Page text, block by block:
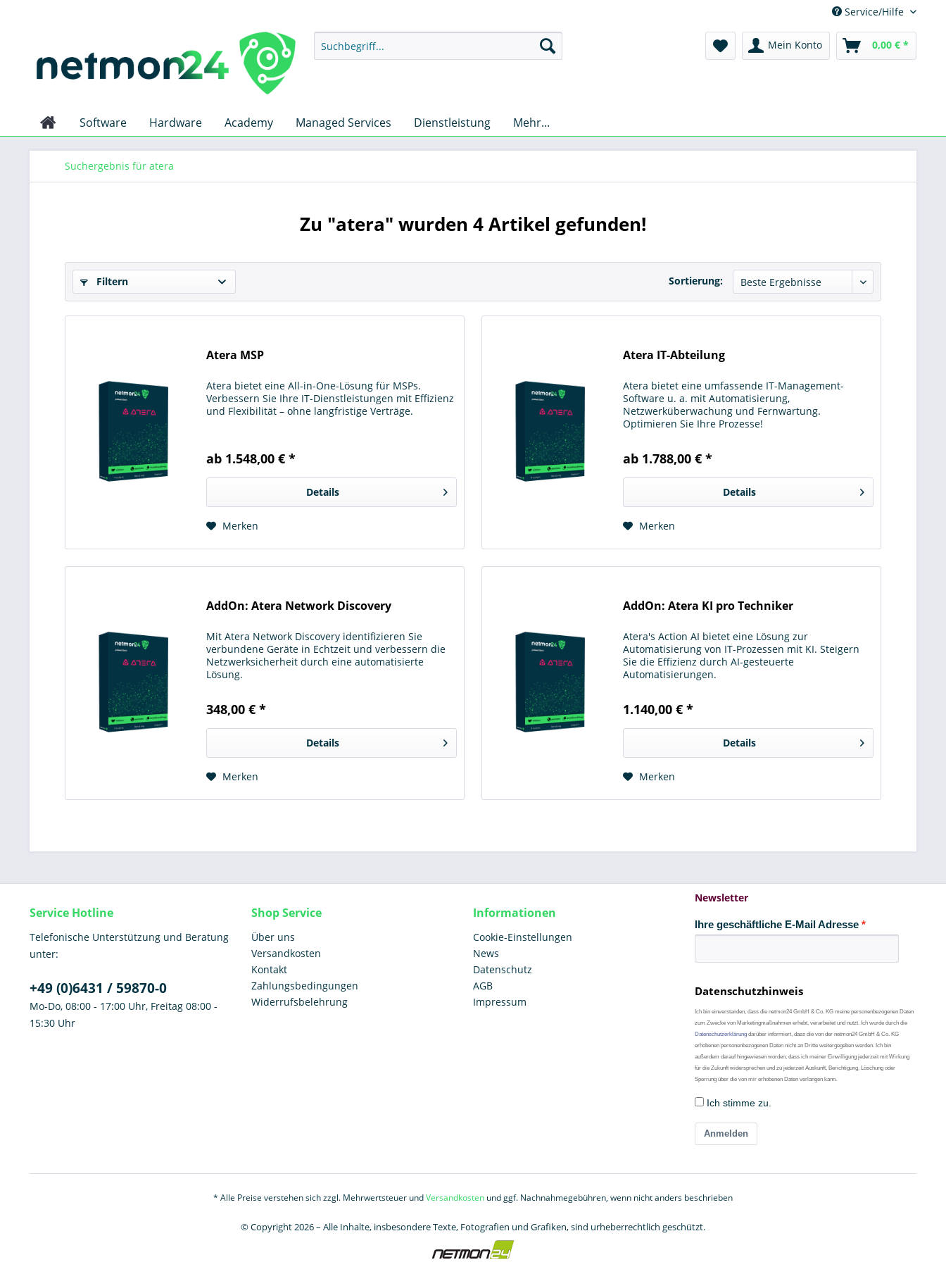
Service/Hilfe
Mein Konto 0,00 € *
Software Hardware Academy Managed Services Dienstleistung Mehr...
Suchergebnis für atera
Zu "atera" wurden 4Artikel gefunden!
Filtern Sortierung:
Atera MSP
Atera bietet eine All-in-One-Lösung für MSPs.
Verbessern Sie Ihre IT-Dienstleistungen mit Effizienz
und Flexibilität – ohne langfristige Verträge.
ab 1.548,00 € *
Details
Merken
Atera IT-Abteilung
Atera bietet eine umfassende IT-Management-
Software u. a. mit Automatisierung,
Netzwerküberwachung und Fernwartung.
Optimieren Sie Ihre Prozesse!
ab 1.788,00 € *
Details
Merken
AddOn: Atera Network Discovery
Mit Atera Network Discovery identifizieren Sie
verbundene Geräte in Echtzeit und verbessern die
Netzwerksicherheit durch eine automatisierte
Lösung.
348,00 € *
Details
Merken
AddOn: Atera KI pro Techniker
Atera's Action AI bietet eine Lösung zur
Automatisierung von IT-Prozessen mit KI. Steigern
Sie die Effizienz durch AI-gesteuerte
Automatisierungen.
1.140,00 € *
Details
Merken
Service Hotline
Telefonische Unterstützung und Beratung
unter:
+49 (0)6431 / 59870-0
Mo-Do, 08:00 - 17:00 Uhr, Freitag 08:00 -
15:30 Uhr
Shop Service
Über uns
Versandkosten
Kontakt
Zahlungsbedingungen
Widerrufsbelehrung
Informationen
Cookie-Einstellungen
News
Datenschutz
AGB
Impressum
Newsletter
Ihre geschäftliche E-Mail Adresse
Datenschutzhinweis
Ich bin einverstanden, dass die netmon24 GmbH & Co. KG meine personenbezogenen Daten
zum Zwecke von Marketingmaßnahmen erhebt, verarbeitet und nutzt. Ich wurde durch die
Datenschutzerklärung darüber informiert, dass die von der netmon24 GmbH & Co. KG
erhobenen personenbezogenen Daten nicht an Dritte weitergegeben werden. Ich bin
außerdem darauf hingewiesen worden, dass ich meiner Einwilligung jederzeit mit Wirkung
für die Zukunft widersprechen und zu jederzeit Auskunft, Berichtigung, Löschung oder
Sperrung über die von mir erhobenen Daten verlangen kann.
Ich stimme zu.
Anmelden
* Alle Preise verstehen sich zzgl. Mehrwertsteuer undVersandkosten und ggf. Nachnahmegebühren, wenn nicht anders beschrieben
© Copyright 2026 – Alle Inhalte, insbesondere Texte, Fotografien und Grafiken, sind urheberrechtlich geschützt.